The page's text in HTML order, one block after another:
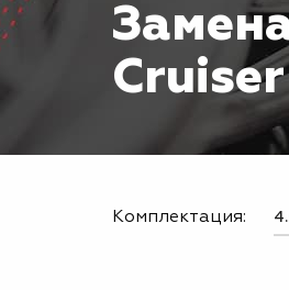
Комплектация: